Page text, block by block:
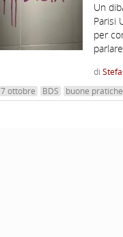
Un
Parisi
per
di
7 ottobre BDS buone pratiche